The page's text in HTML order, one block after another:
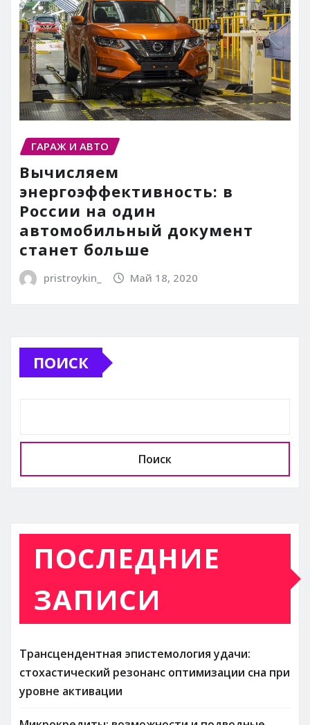
ГАРАЖ И АВТО
Вычисляем
энергоэффективность: в
России на один
автомобильный документ
станет больше
pristroykin_ Май 18, 2020
ПОИСК
Поиск
ПОСЛЕДНИЕ
ЗАПИСИ
Трансцендентная эпистемология удачи:
стохастический резонанс оптимизации сна при
уровне активации